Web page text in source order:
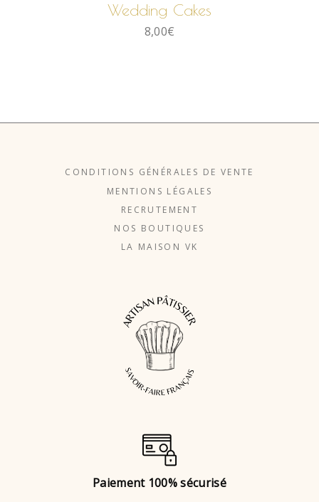
Wedding Cakes
8,00€
CONDITIONS GÉNÉRALES DE VENTE
MENTIONS LÉGALES
RECRUTEMENT
NOS BOUTIQUES
LA MAISON VK
Paiement 100% sécurisé